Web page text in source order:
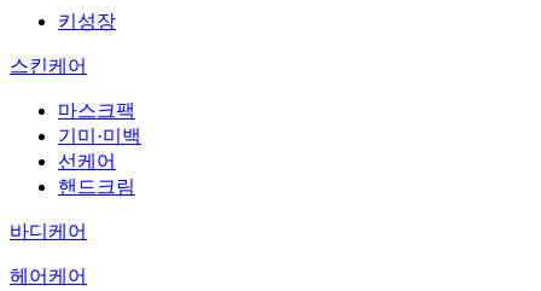
키성장
스킨케어
마스크팩
기미·미백
선케어
핸드크림
바디케어
헤어케어